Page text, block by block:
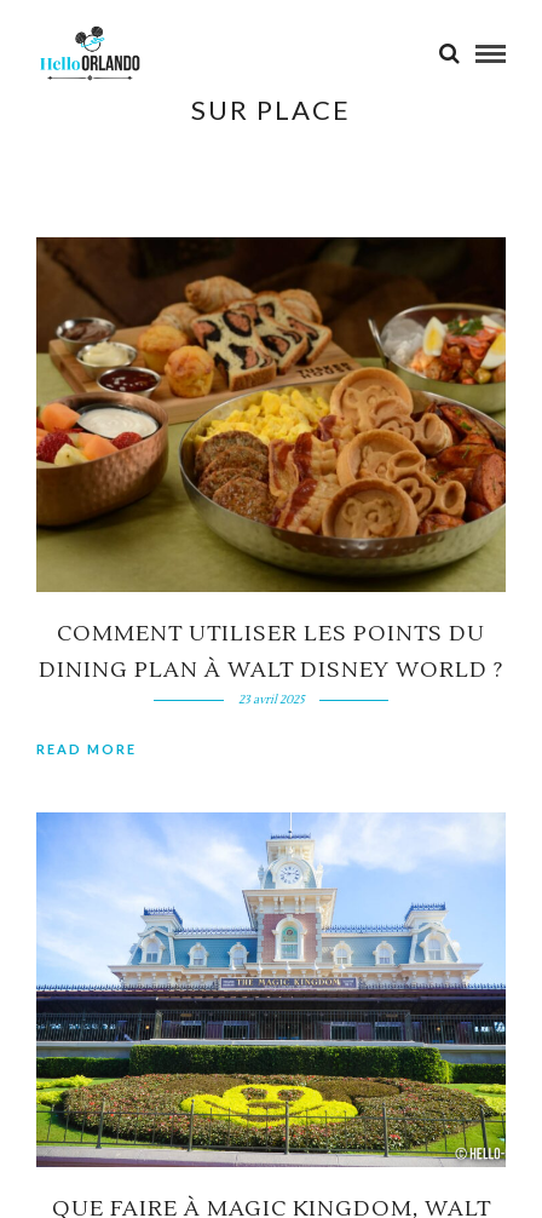
SUR PLACE
COMMENT UTILISER LES POINTS DU
DINING PLAN À WALT DISNEY WORLD ?
23 avril 2025
READ MORE
QUE FAIRE À MAGIC KINGDOM, WALT